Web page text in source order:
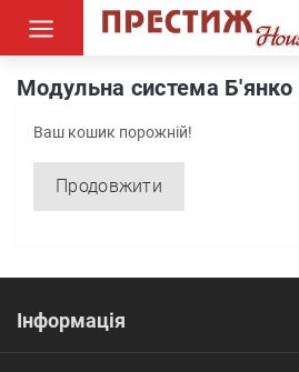
Модульні системи Модульна
Модульна система Б'янко
Ваш кошик порожній!
Продовжити
Інформація